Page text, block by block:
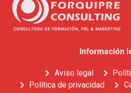
Información
Aviso legal
Política de privacidad